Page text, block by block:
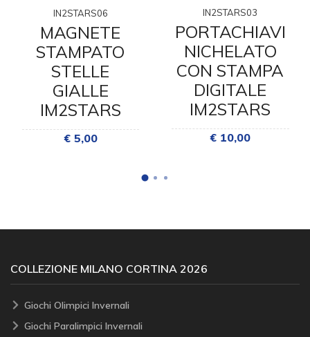
IN2STARS06
MAGNETE
STAMPATO
STELLE
GIALLE
IM2STARS
€ 5,00
IN2STARS03
PORTACHIAVI
NICHELATO
CON STAMPA
DIGITALE
IM2STARS
€ 10,00
COLLEZIONE MILANO CORTINA 2026
Giochi Olimpici Invernali
Giochi Paralimpici Invernali